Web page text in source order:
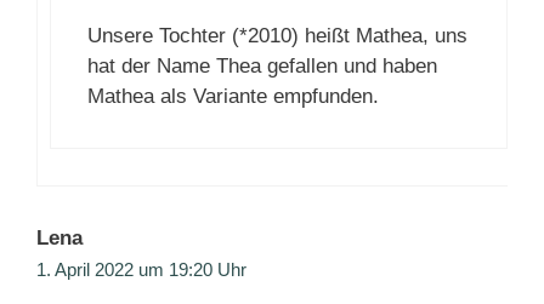
Unsere Tochter (*2010) heißt Mathea, uns
hat der Name Thea gefallen und haben
Mathea als Variante empfunden.
Lena
1. April 2022 um 19:20 Uhr